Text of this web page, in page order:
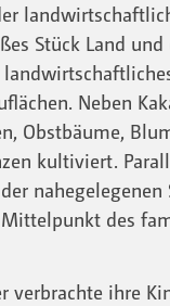
Stück Land
Neben
Obstbäume,
kultiviert.
nahegelegenen
des
verbrachte ihre